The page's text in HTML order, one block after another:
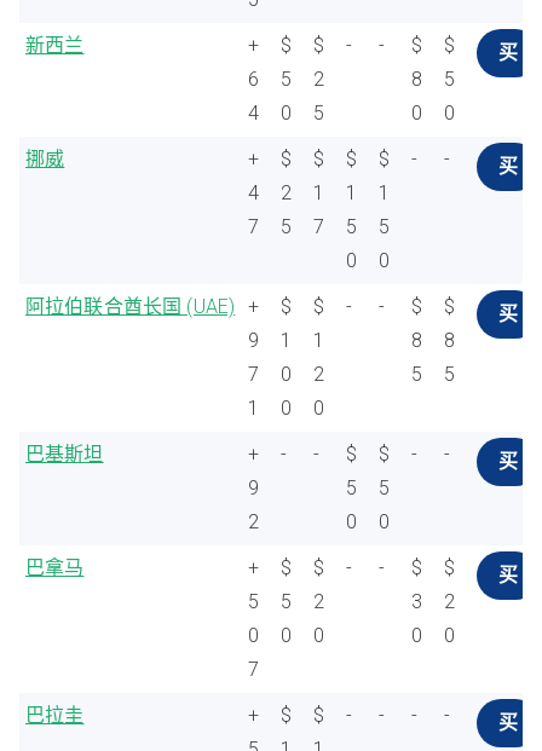
新西兰
+
6
4
$
5
0
$
2
5
- -
$
8
0
$
5
0
买
挪威
+
4
7
$
2
5
$
1
7
$
1
5
0
$
1
5
0
- - 买
阿拉伯联合酋长国 (UAE)
+
9
7
1
$
1
0
0
$
1
2
0
- -
$
8
5
$
8
5
买
巴基斯坦
+
9
2
- -
$
5
0
$
5
0
- - 买
巴拿马
+
5
0
7
$
5
0
$
2
0
- -
$
3
0
$
2
0
买
巴拉圭
+
$
$
- - - - 买